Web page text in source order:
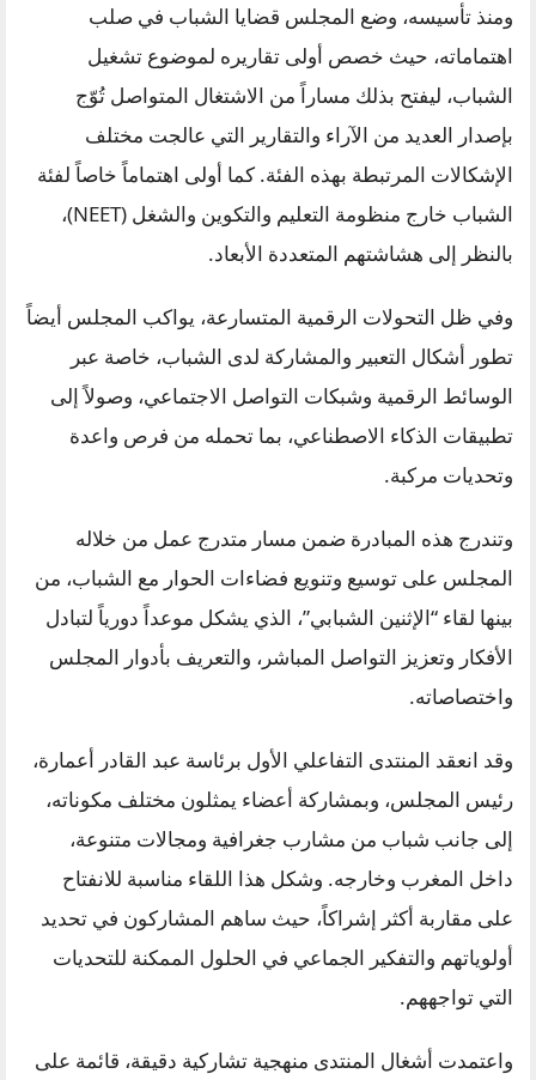
ومنذ تأسيسه، وضع المجلس قضايا الشباب في صلب
اهتماماته، حيث خصص أولى تقاريره لموضوع تشغيل
الشباب، ليفتح بذلك مساراً من الاشتغال المتواصل تُوّج
بإصدار العديد من الآراء والتقارير التي عالجت مختلف
الإشكالات المرتبطة بهذه الفئة. كما أولى اهتماماً خاصاً لفئة
الشباب خارج منظومة التعليم والتكوين والشغل (NEET)،
بالنظر إلى هشاشتهم المتعددة الأبعاد.
وفي ظل التحولات الرقمية المتسارعة، يواكب المجلس أيضاً
تطور أشكال التعبير والمشاركة لدى الشباب، خاصة عبر
الوسائط الرقمية وشبكات التواصل الاجتماعي، وصولاً إلى
تطبيقات الذكاء الاصطناعي، بما تحمله من فرص واعدة
وتحديات مركبة.
وتندرج هذه المبادرة ضمن مسار متدرج عمل من خلاله
المجلس على توسيع وتنويع فضاءات الحوار مع الشباب، من
بينها لقاء “الإثنين الشبابي”، الذي يشكل موعداً دورياً لتبادل
الأفكار وتعزيز التواصل المباشر، والتعريف بأدوار المجلس
واختصاصاته.
وقد انعقد المنتدى التفاعلي الأول برئاسة عبد القادر أعمارة،
رئيس المجلس، وبمشاركة أعضاء يمثلون مختلف مكوناته،
إلى جانب شباب من مشارب جغرافية ومجالات متنوعة،
داخل المغرب وخارجه. وشكل هذا اللقاء مناسبة للانفتاح
على مقاربة أكثر إشراكاً، حيث ساهم المشاركون في تحديد
أولوياتهم والتفكير الجماعي في الحلول الممكنة للتحديات
التي تواجههم.
واعتمدت أشغال المنتدى منهجية تشاركية دقيقة، قائمة على